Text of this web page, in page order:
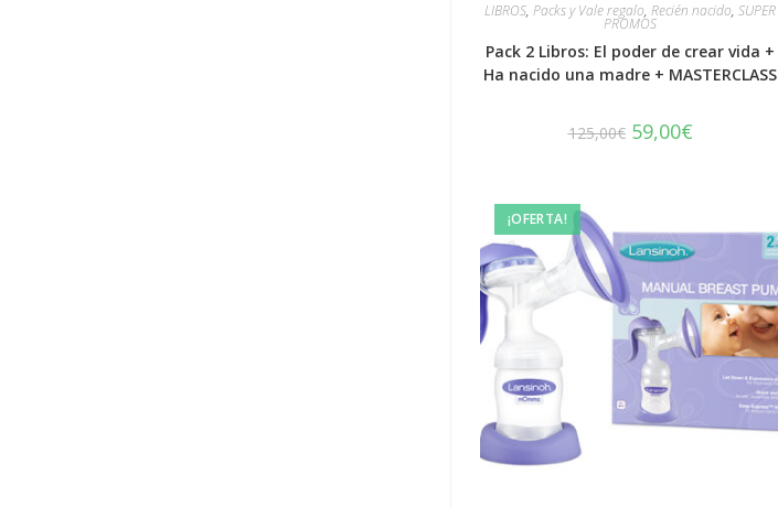
LIBROS,Packs y Vale regalo,Recién nacido,SUPER
PROMOS
Pack 2 Libros: El poder de crear vida +
Ha nacido una madre + MASTERCLASS
125,00€ 59,00€
¡OFERTA!